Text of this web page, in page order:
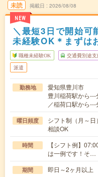
未読
NEW
掲載日 2026/08/08
＼最短3日で開始可
未経験OK＊まずは
職種未経験OK 交通費別途支
派遣
勤務地
愛知県豊川市
豊川稲荷駅から
／稲荷口駅から
曜日頻度
シフト制（月～
相談OK
時間
【シフト例】
は一例です！そ…
期間 即日～2ヶ月以上